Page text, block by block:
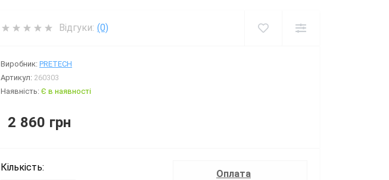
Відгуки: (0)
Виробник: PRETECH
Артикул: 260303
Наявність: Є в наявності
2 860 грн
Кількість:
Оплата